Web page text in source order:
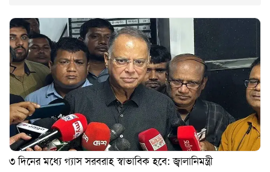
৩ দিনের মধ্যে গ্যাস সরবরাহ স্বাভাবিক হবে: জ্বালানিমন্ত্রী